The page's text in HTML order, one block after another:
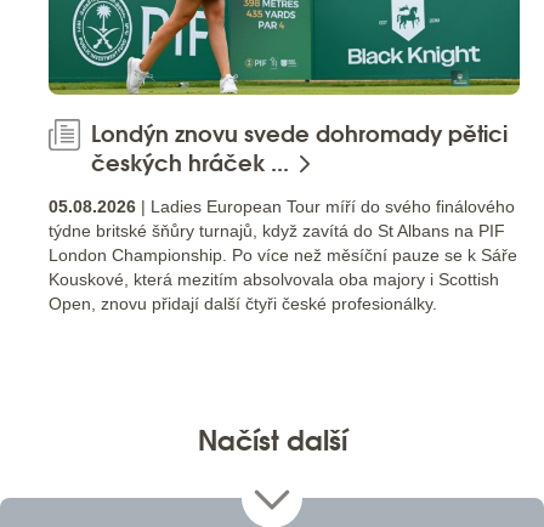
Londýn znovu svede dohromady pětici
českých hráček ...
05.08.2026 | Ladies European Tour míří do svého finálového
týdne britské šňůry turnajů, když zavítá do St Albans na PIF
London Championship. Po více než měsíční pauze se k Sáře
Kouskové, která mezitím absolvovala oba majory i Scottish
Open, znovu přidají další čtyři české profesionálky.
Načíst další